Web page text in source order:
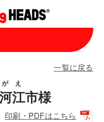
一覧に戻る
江
え
市様
印刷・PDFはこちら